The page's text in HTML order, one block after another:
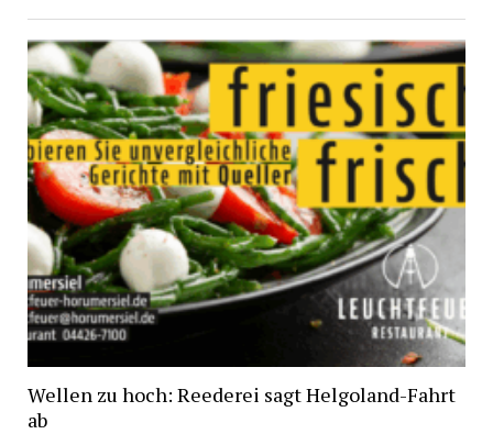
Wellen zu hoch: Reederei sagt Helgoland-Fahrt
ab